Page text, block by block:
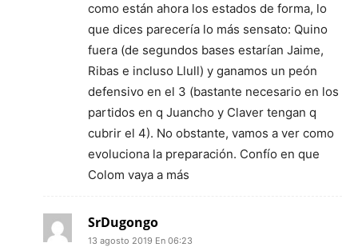
como están ahora los estados de forma, lo
que dices parecería lo más sensato: Quino
fuera (de segundos bases estarían Jaime,
Ribas e incluso Llull) y ganamos un peón
defensivo en el 3 (bastante necesario en los
partidos en q Juancho y Claver tengan q
cubrir el 4). No obstante, vamos a ver como
evoluciona la preparación. Confío en que
Colom vaya a más
SrDugongo
13 agosto 2019 En 06:23